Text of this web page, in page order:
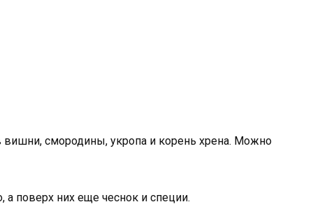
смородины, укропа и корень хрена. Можно
поверх них еще чеснок и специи.